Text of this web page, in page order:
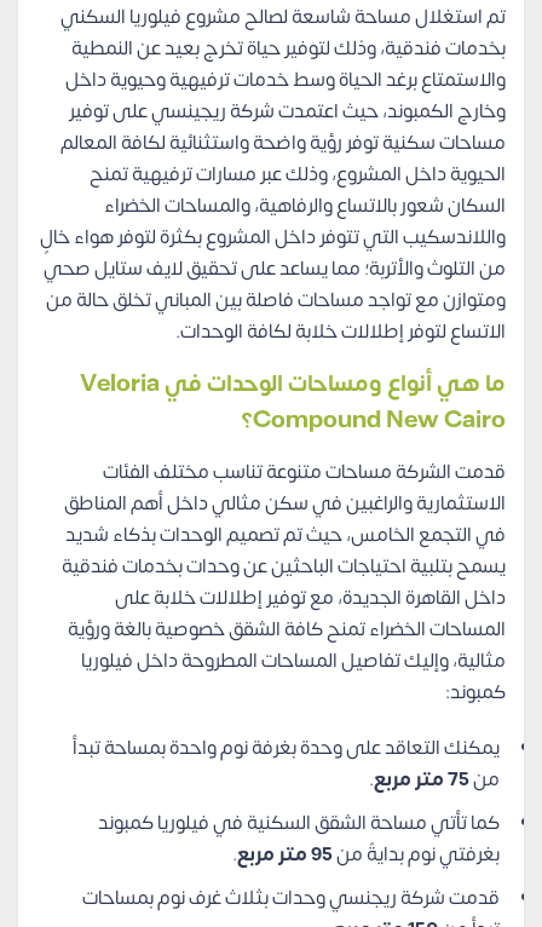
تم استغلال مساحة شاسعة لصالح مشروع فيلوريا السكني
بخدمات فندقية، وذلك لتوفير حياة تخرج بعيد عن النمطية
والاستمتاع برغد الحياة وسط خدمات ترفيهية وحيوية داخل
وخارج الكمبوند، حيث اعتمدت شركة ريجينسي على توفير
مساحات سكنية توفر رؤية واضحة واستثنائية لكافة المعالم
الحيوية داخل المشروع، وذلك عبر مسارات ترفيهية تمنح
السكان شعور بالاتساع والرفاهية، والمساحات الخضراء
واللاندسكيب التي تتوفر داخل المشروع بكثرة لتوفر هواء خالٍ
من التلوث والأتربة؛ مما يساعد على تحقيق لايف ستايل صحي
ومتوازن مع تواجد مساحات فاصلة بين المباني تخلق حالة من
الاتساع لتوفر إطلالات خلابة لكافة الوحدات.
ما هي أنواع ومساحات الوحدات في Veloria
Compound New Cairo؟
قدمت الشركة مساحات متنوعة تناسب مختلف الفئات
الاستثمارية والراغبين في سكن مثالي داخل أهم المناطق
في التجمع الخامس، حيث تم تصميم الوحدات بذكاء شديد
يسمح بتلبية احتياجات الباحثين عن وحدات بخدمات فندقية
داخل القاهرة الجديدة، مع توفير إطلالات خلابة على
المساحات الخضراء تمنح كافة الشقق خصوصية بالغة ورؤية
مثالية، وإليك تفاصيل المساحات المطروحة داخل فيلوريا
كمبوند:
يمكنك التعاقد على وحدة بغرفة نوم واحدة بمساحة تبدأ
من
.
كما تأتي مساحة الشقق السكنية في فيلوريا كمبوند
بغرفتي نوم بدايةً من95 متر مربع
.
قدمت شركة ريجنسي وحدات بثلاث غرف نوم بمساحات